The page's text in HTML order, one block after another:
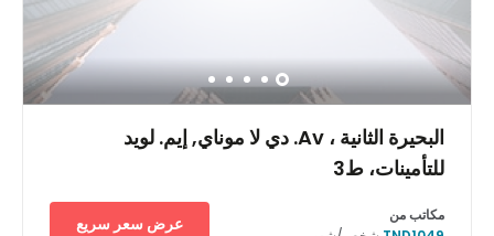
Décembre Bus Station, and El Fell subway station. And for
a taste of culture away from the business district’s
gleaming modernity, hop in a cab to the breathtaking
Bardo National Museum, or let your imagination soar at
the Tunis Science City.
البحيرة الثانية ، Av. دي لا موناي, إيم. لويد
للتأمينات، ط3
مكاتب من
عرض سعر سريع